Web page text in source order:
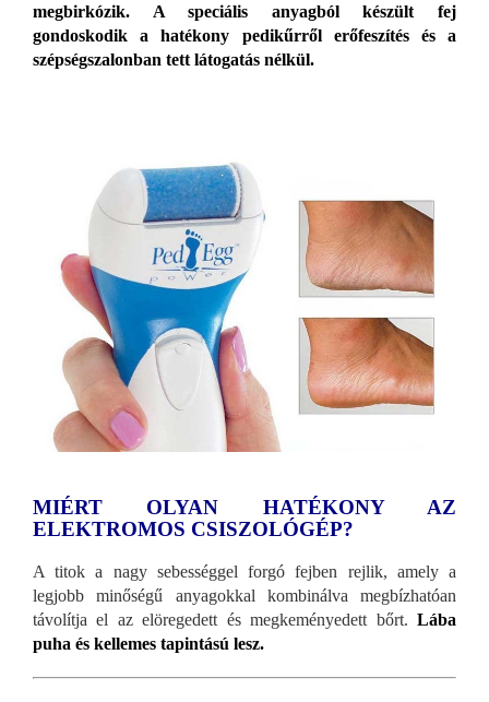
megbirkózik. A speciális anyagból készült fej
gondoskodik a hatékony pedikűrről erőfeszítés és a
szépségszalonban tett látogatás nélkül.
MIÉRT OLYAN HATÉKONY AZ
ELEKTROMOS CSISZOLÓGÉP?
A titok a nagy sebességgel forgó fejben rejlik, amely a
legjobb minőségű anyagokkal kombinálva megbízhatóan
távolítja el az elöregedett és megkeményedett bőrt. Lába
puha és kellemes tapintású lesz.